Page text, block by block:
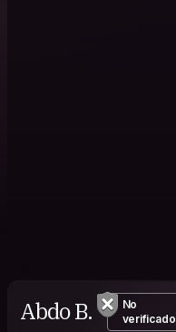
Abdo B.
No
verificado